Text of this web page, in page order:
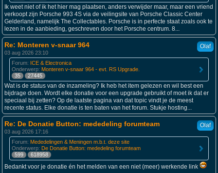
Ik weet niet of ik het hier mag plaatsen, anders verwijder maar, maar een vriend
verkoopt zijn Porsche 993 4S via de veilingsite van Porsche Classic Center
Gelderland, namelijk The Collectables. Porsche is in perfecte staat zoals ook te
lezen in de aanbieding, geschreven door het Porsche centrum. 8...
Olaf
Re: Monteren v-snaar 964
03 aug 2026 23:10
Forum: ICE & Electronica
Onderwerp: Monteren v-snaar 964 - evt. RS Upgrade.
35
27445
Wat is de status van de inzameling? Ik heb het item gelezen en wil best een
bijdrage doen. Wordt elke donatie voor een upgrade gebruikt of moet ik dat er
speciaal bij zetten? Op de laatste pagina van dat topic vindt je de meest
recente status. Elke donatie is ten baten van het forum. Stukje hosting...
Olaf
Re: De Donatie Button: mededeling forumteam
03 aug 2026 17:16
Forum: Mededelingen & Meningen m.b.t. deze site
Onderwerp: De Donatie Button: mededeling forumteam
599
618958
Bedankt voor je donatie én het melden van een niet (meer) werkende link